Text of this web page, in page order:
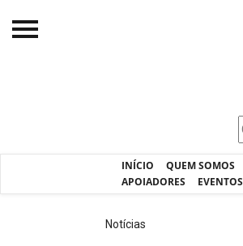
INÍCIO QUEM SOMOS
APOIADORES
EVENTOS
Notícias